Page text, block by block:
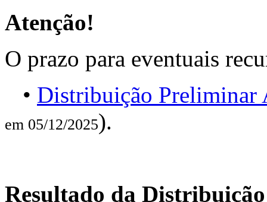
Atenção!
O prazo para eventuais
• Distribuição Preliminar
em 05/12/2025).
Resultado da